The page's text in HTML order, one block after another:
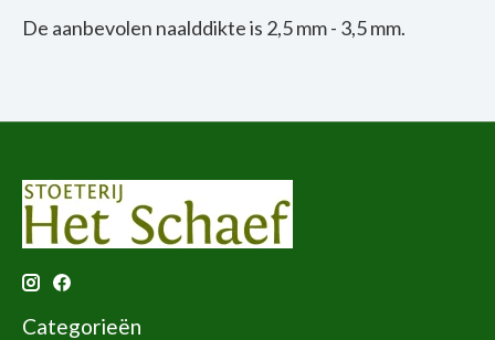
De aanbevolen naalddikte is 2,5 mm - 3,5 mm.
Categorieën